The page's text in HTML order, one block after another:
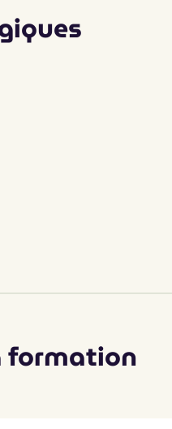
formation